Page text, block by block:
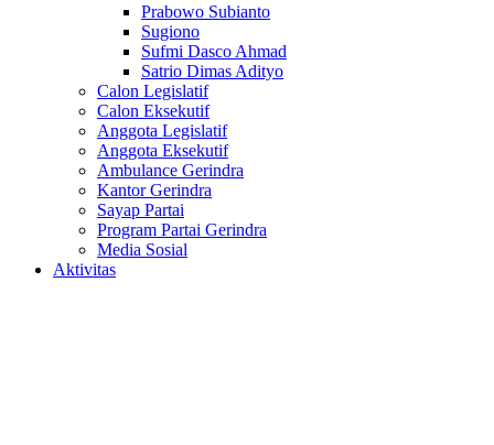
Prabowo Subianto
Sugiono
Sufmi Dasco Ahmad
Satrio Dimas Adityo
Calon Legislatif
Calon Eksekutif
Anggota Legislatif
Anggota Eksekutif
Ambulance Gerindra
Kantor Gerindra
Sayap Partai
Program Partai Gerindra
Media Sosial
Aktivitas